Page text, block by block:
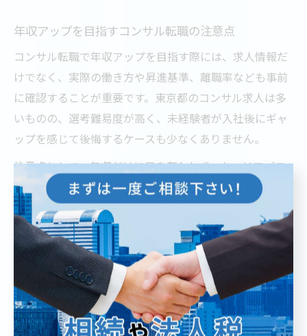
年収アップを目指すコンサル転職の注意点
コンサル転職で年収アップを目指す際には、求人情報だ
けでなく、実際の働き方や昇進基準、離職率なども事前
に確認することが重要です。東京都のコンサル求人は多
いものの、選考難易度が高く、未経験者が入社後にギャ
ップを感じて後悔するケースも少なくありません。
注意点として、年収だけに目を奪われず、キャリアパス
や成長機会、社内文化なども総合的に判断しましょう。
例えば、短期間での年収アップを狙いすぎて、激務や自
身の価値観と合わない職場を選んでしまうと、結果的に
早期離職やキャリアの停滞につながるリスクがありま
転職活動の際には、口コミ情報やOB・OG訪問、転職エー
ジェントの活用など、複数の情報源からリアルな実態を